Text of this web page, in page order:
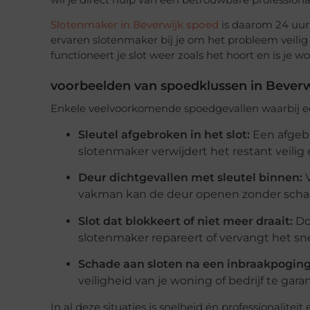
Slotenmaker in Beverwijk spoed is daarom 24
ervaren slotenmaker bij je om het probleem
functioneert je slot weer zoals het hoort en is je
voorbeelden van spoedklussen in
Enkele veelvoorkomende spoedgevallen waarbij
Sleutel afgebroken in het slot: Een
slotenmaker verwijdert het restant
Deur dichtgevallen met sleutel binnen:
vakman kan de deur openen zonder
Slot dat blokkeert of niet meer draait:
slotenmaker repareert of vervangt het
Schade aan sloten na een
veiligheid van je woning of bedrijf te
In al deze situaties is snelheid én